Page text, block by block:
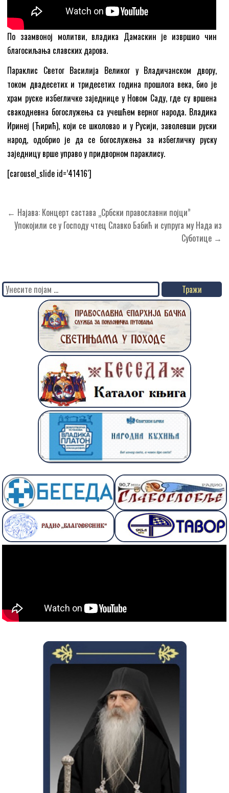
По заамвоној молитви, владика Дамаскин је извршио чин
благосиљања славских дарова.
Параклис Светог Василија Великог у Владичанском двору,
током двадесетих и тридесетих година прошлога века, био је
храм руске избегличке заједнице у Новом Саду, где су вршена
свакодневна богослужења са учешћем верног народа. Владика
Иринеј (Ћирић), који се школовао и у Русији, заволевши руски
народ, одобрио је да се богослужења за избегличку руску
заједницу врше управо у придворном параклису.
[carousel_slide id=’41416′]
Кретање
чланка
← Најава: Концерт састава „Србски православни појци”
Упокојили се у Господу чтец Славко Бабић и супруга му Нада из
Суботице →
Search
for: